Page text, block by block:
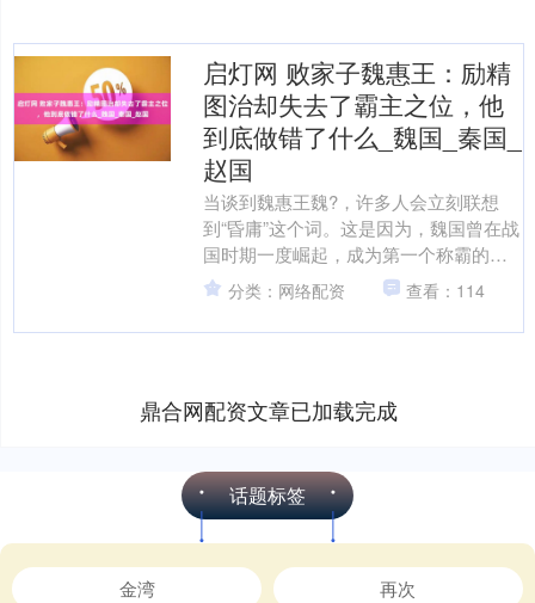
启灯网 败家子魏惠王：励精
图治却失去了霸主之位，他
到底做错了什么_魏国_秦国_
赵国
当谈到魏惠王魏?，许多人会立刻联想
到“昏庸”这个词。这是因为，魏国曾在战
国时期一度崛起，成为第一个称霸的强
国。然而，魏国的辉煌在数十年的繁荣
后逐渐消退，魏惠王被....
分类：网络配资 查看：114
鼎合网配资文章已加载完成
话题标签
金湾 再次